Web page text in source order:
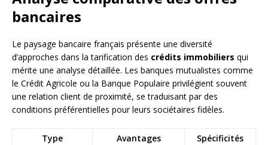
bancaires
Le paysage bancaire français présente une diversité
d’approches dans la tarification des crédits immobiliers qui
mérite une analyse détaillée. Les banques mutualistes comme
le Crédit Agricole ou la Banque Populaire privilégient souvent
une relation client de proximité, se traduisant par des
conditions préférentielles pour leurs sociétaires fidèles.
Type
Avantages Spécificités